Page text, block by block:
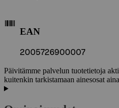
EAN
2005726900007
Päivitämme palvelun tuotetietoja
kuitenkin tarkistamaan ainesosat